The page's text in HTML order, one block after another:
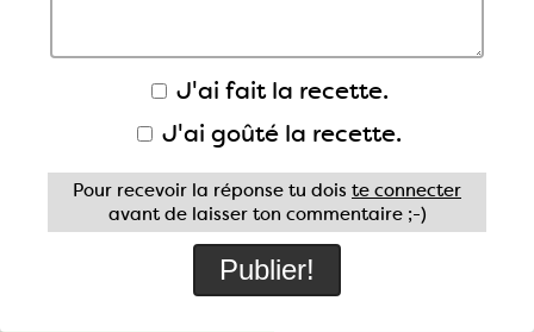
J'ai fait la recette.
J'ai goûté la recette.
Pour recevoir la réponse tu dois te connecter
avant de laisser ton commentaire ;-)